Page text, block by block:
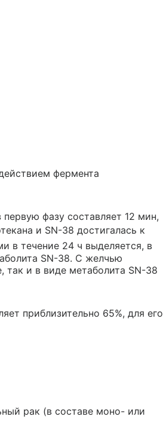
фермента
первую фазу составляет 12 мин,
и SN-38 достигалась к
в течение 24 ч выделяется, в
SN-38. С желчью
так и в виде метаболита SN-38
приблизительно 65%, для его
рак (в составе моно- или